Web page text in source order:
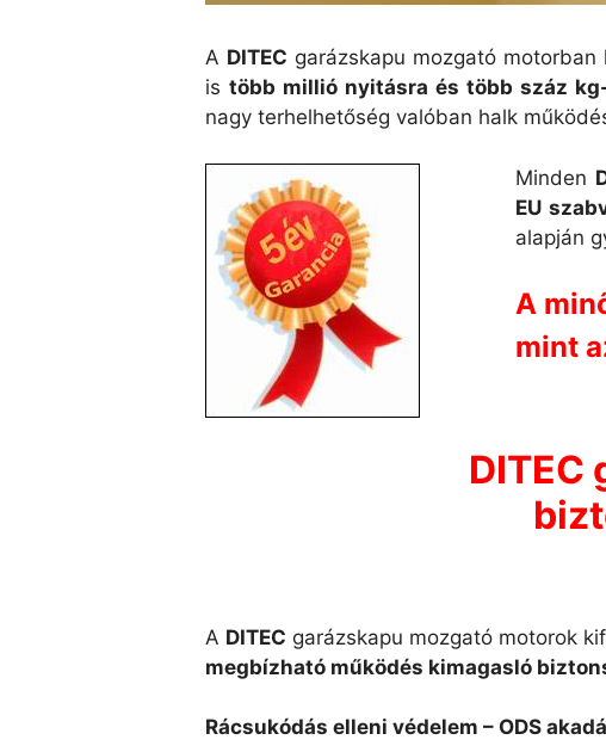
A DITEC garázskapu mozgató motorban
istöbb millió nyitásra és több száz
nagy terhelhetőség valóban halk
Minden
EU
alapján
A
mint
DITEC
A DITEC garázskapu mozgató motorok
megbízható működés kimagasló
Rácsukódás elleni védelem – ODS